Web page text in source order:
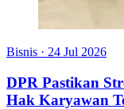
Bisnis · 24 Jul 2026
DPR Pastikan
Hak Karyawan